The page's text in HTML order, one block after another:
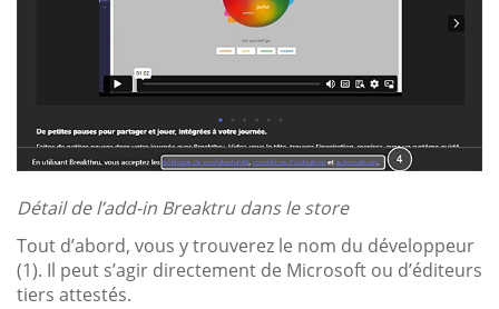
Détail de l’add-in Breaktru dans le store
Tout d’abord, vous y trouverez le nom du développeur
(1). Il peut s’agir directement de Microsoft ou d’éditeurs
tiers attestés.